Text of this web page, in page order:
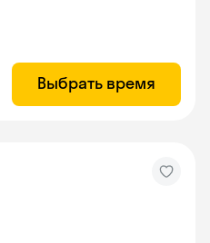
Выбрать время